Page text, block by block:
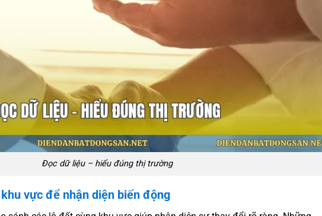
Đọc dữ liệu – hiểu đúng thị trường
vực để nhận diện biến động